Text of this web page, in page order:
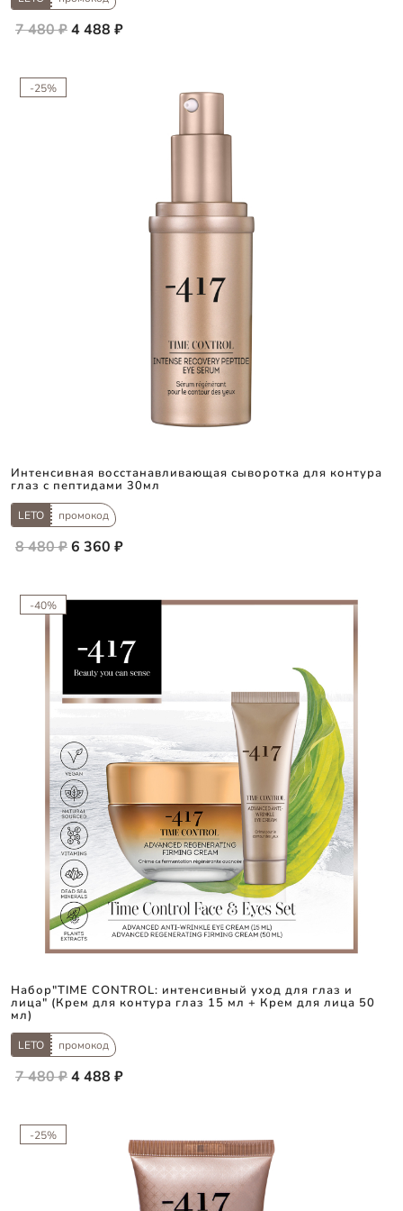
7 480 ₽4 488 ₽
-25%
Интенсивная восстанавливающая сыворотка для контура
глаз с пептидами 30мл
LETO промокод
8 480 ₽6 360 ₽
-40%
Набор"TIME CONTROL: интенсивный уход для глаз и
лица" (Крем для контура глаз 15 мл + Крем для лица 50
мл)
LETO промокод
7 480 ₽4 488 ₽
-25%